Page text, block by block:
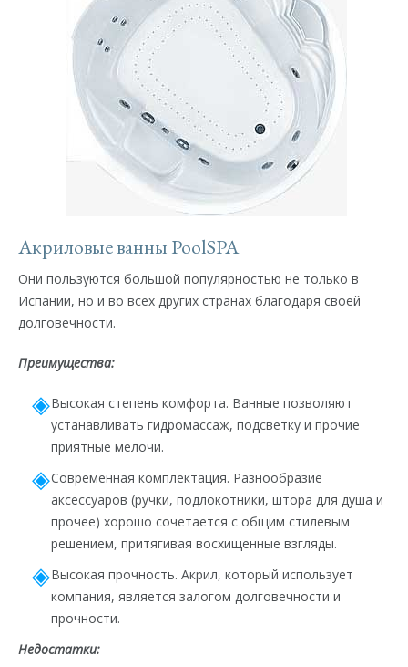
Акриловые ванны PoolSPA
Они пользуются большой популярностью не только в
Испании, но и во всех других странах благодаря своей
долговечности.
Преимущества:
Высокая степень комфорта. Ванные позволяют
устанавливать гидромассаж, подсветку и прочие
приятные мелочи.
Современная комплектация. Разнообразие
аксессуаров (ручки, подлокотники, штора для душа и
прочее) хорошо сочетается с общим стилевым
решением, притягивая восхищенные взгляды.
Высокая прочность. Акрил, который использует
компания, является залогом долговечности и
прочности.
Недостатки: